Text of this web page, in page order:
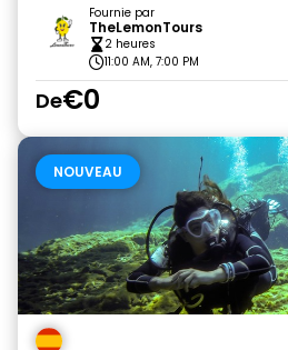
Fournie par
TheLemonTours
2 heures
11:00 AM, 7:00 PM
De€0
NOUVEAU